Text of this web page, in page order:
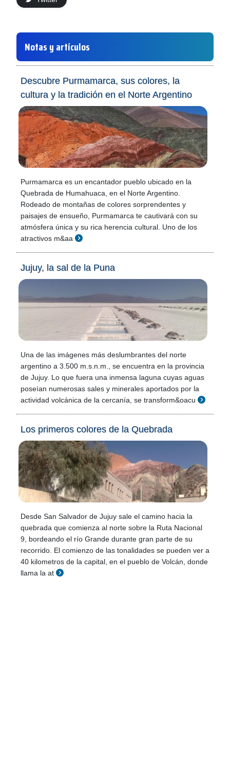
Notas y artículos
Descubre Purmamarca, sus colores, la
cultura y la tradición en el Norte Argentino
Purmamarca es un encantador pueblo ubicado en la
Quebrada de Humahuaca, en el Norte Argentino.
Rodeado de montañas de colores sorprendentes y
paisajes de ensueño, Purmamarca te cautivará con su
atmósfera única y su rica herencia cultural. Uno de los
atractivos m&aa
Jujuy, la sal de la Puna
Una de las imágenes más deslumbrantes del norte
argentino a 3.500 m.s.n.m., se encuentra en la provincia
de Jujuy. Lo que fuera una inmensa laguna cuyas aguas
poseían numerosas sales y minerales aportados por la
actividad volcánica de la cercanía, se transform&oacu
Los primeros colores de la Quebrada
Desde San Salvador de Jujuy sale el camino hacia la
quebrada que comienza al norte sobre la Ruta Nacional
9, bordeando el río Grande durante gran parte de su
recorrido. El comienzo de las tonalidades se pueden ver a
40 kilometros de la capital, en el pueblo de Volcán, donde
llama la at